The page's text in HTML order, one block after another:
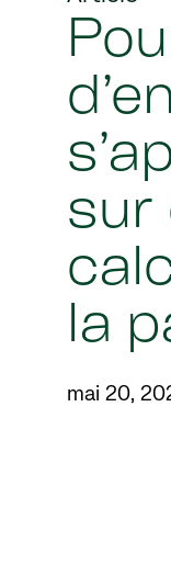
sur
la
mai 20,